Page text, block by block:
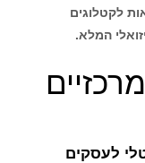
לקטלוגים
המלא.
לעסקים